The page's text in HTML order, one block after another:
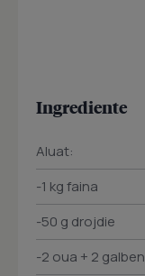
Ingrediente
Aluat:
-1 kg faina
-50 g drojdie
-2 oua + 2